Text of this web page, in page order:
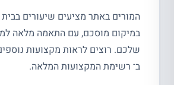
המורים באתר מציעים שיעורים
במיקום מוסכם, עם התאמה מלאה
שלכם. רוצים לראות מקצועות
ב־ רשימת המקצועות המלאה.